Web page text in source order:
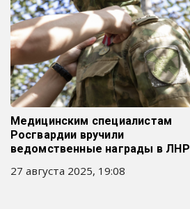
Медицинским специалистам
Росгвардии вручили
ведомственные награды в ЛНР
27 августа 2025, 19:08